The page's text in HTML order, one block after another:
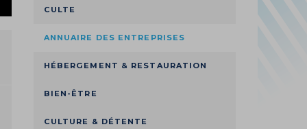
DU PORT
CULTE
ANNUAIRE DES ENTREPRISES
HÉBERGEMENT & RESTAURATION
BIEN-ÊTRE
CULTURE & DÉTENTE